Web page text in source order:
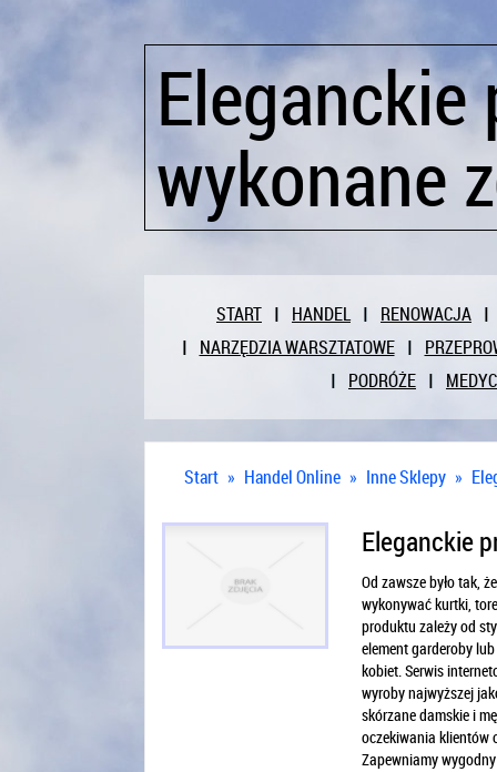
wykonane
START HANDEL
RENOWACJA
NARZĘDZIA WARSZTATOWE
PODRÓŻE
Start » Handel Online » Inne Sklepy »
Eleganckie
Od zawsze było tak,
wykonywać kurtki,
produktu zależy od
element garderoby
kobiet. Serwis
wyroby najwyższej
skórzane damskie i
oczekiwania klientów
Zapewniamy